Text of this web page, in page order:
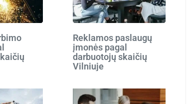
Reklamos paslaugų
įmonės pagal
darbuotojų skaičių
Vilniuje